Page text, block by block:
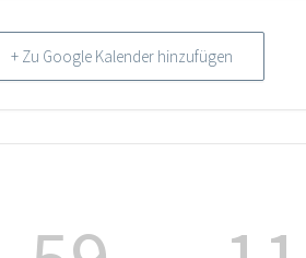
+ Zu Google Kalender hinzufügen